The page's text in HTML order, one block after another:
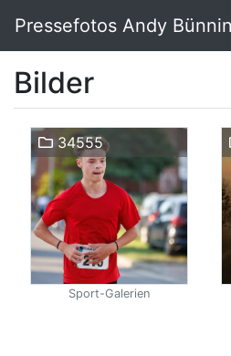
Pressefotos Andy
Bilder
34555
Sport-Galerien